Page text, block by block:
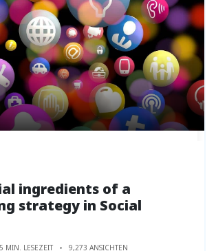
ingredients of a
strategy in Social
5 MIN. LESEZEIT 9,273 ANSICHTEN